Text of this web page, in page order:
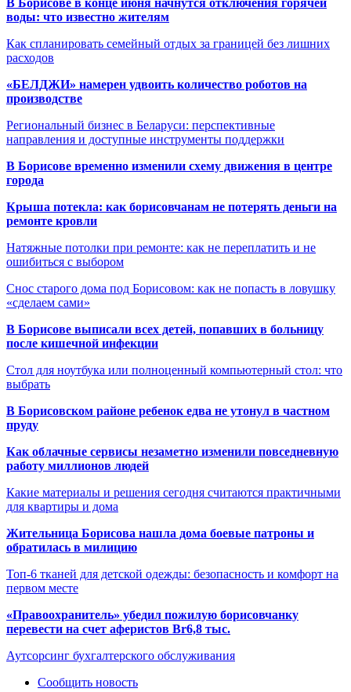
воды: что известно жителям
Как спланировать семейный отдых за границей без лишних
расходов
«БЕЛДЖИ» намерен удвоить количество роботов на
производстве
Региональный бизнес в Беларуси: перспективные
направления и доступные инструменты поддержки
В Борисове временно изменили схему движения в центре
города
Крыша потекла: как борисовчанам не потерять деньги на
ремонте кровли
Натяжные потолки при ремонте: как не переплатить и не
ошибиться с выбором
Снос старого дома под Борисовом: как не попасть в ловушку
«сделаем сами»
В Борисове выписали всех детей, попавших в больницу
после кишечной инфекции
Стол для ноутбука или полноценный компьютерный стол: что
выбрать
В Борисовском районе ребенок едва не утонул в частном
пруду
Как облачные сервисы незаметно изменили повседневную
работу миллионов людей
Какие материалы и решения сегодня считаются практичными
для квартиры и дома
Жительница Борисова нашла дома боевые патроны и
обратилась в милицию
Топ-6 тканей для детской одежды: безопасность и комфорт на
первом месте
«Правоохранитель» убедил пожилую борисовчанку
перевести на счет аферистов Br6,8 тыс.
Аутсорсинг бухгалтерского обслуживания
Сообщить новость